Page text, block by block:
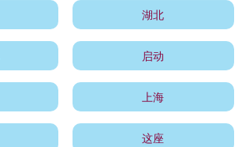
湖北
启动
上海
这座